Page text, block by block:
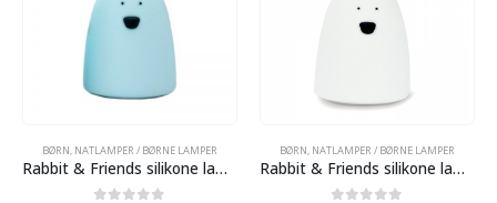
BØRN, NATLAMPER / BØRNE LAMPER
Rabbit & Friends silikone lampe med Batteri – Blå – lille bjørn – 10cm
BØRN, NATLAMPER / BØRNE LAMPER
Rabbit & Friends silikone lampe med Batteri – Hvid – lille bjørn – 10cm